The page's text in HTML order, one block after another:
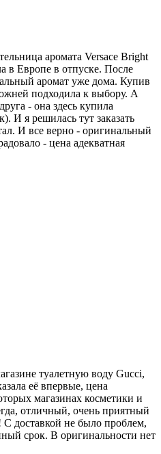
аромата Versace Bright
в Европе в отпуске. После
аромат уже дома. Купив
подходила к выбору. А
- она здесь купила
И я решилась тут заказать
И все верно - оригинальный
- цена адекватная
туалетную воду Gucci,
её впервые, цена
магазинах косметики и
отличный, очень приятный
доставкой не было проблем,
срок. В оригинальности нет